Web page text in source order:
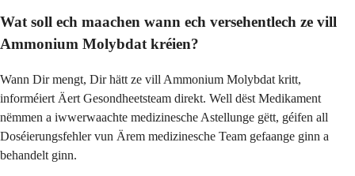
Wat soll ech maachen wann ech versehentlech ze vill
Ammonium Molybdat kréien?
Wann Dir mengt, Dir hätt ze vill Ammonium Molybdat kritt,
informéiert Äert Gesondheetsteam direkt. Well dëst Medikament
nëmmen a iwwerwaachte medizinesche Astellunge gëtt, géifen all
Doséierungsfehler vun Ärem medizinesche Team gefaange ginn a
behandelt ginn.